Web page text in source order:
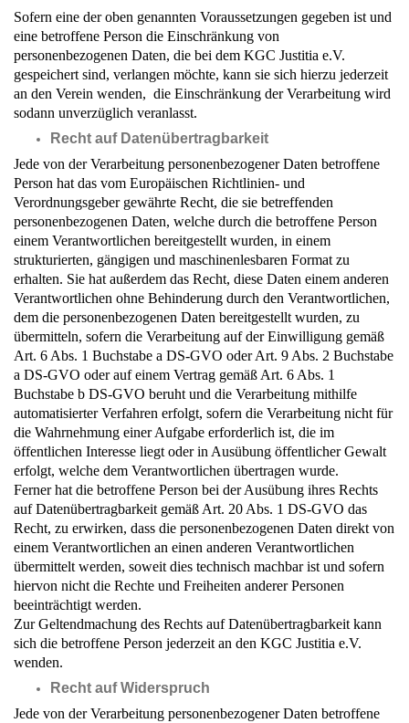
Sofern eine der oben genannten Voraussetzungen gegeben ist und
eine betroffene Person die Einschränkung von
personenbezogenen Daten, die bei dem KGC Justitia e.V.
gespeichert sind, verlangen möchte, kann sie sich hierzu jederzeit
an den Verein wenden, die Einschränkung der Verarbeitung wird
sodann unverzüglich veranlasst.
Recht auf Datenübertragbarkeit
Jede von der Verarbeitung personenbezogener Daten betroffene
Person hat das vom Europäischen Richtlinien- und
Verordnungsgeber gewährte Recht, die sie betreffenden
personenbezogenen Daten, welche durch die betroffene Person
einem Verantwortlichen bereitgestellt wurden, in einem
strukturierten, gängigen und maschinenlesbaren Format zu
erhalten. Sie hat außerdem das Recht, diese Daten einem anderen
Verantwortlichen ohne Behinderung durch den Verantwortlichen,
dem die personenbezogenen Daten bereitgestellt wurden, zu
übermitteln, sofern die Verarbeitung auf der Einwilligung gemäß
Art. 6 Abs. 1 Buchstabe a DS-GVO oder Art. 9 Abs. 2 Buchstabe
a DS-GVO oder auf einem Vertrag gemäß Art. 6 Abs. 1
Buchstabe b DS-GVO beruht und die Verarbeitung mithilfe
automatisierter Verfahren erfolgt, sofern die Verarbeitung nicht für
die Wahrnehmung einer Aufgabe erforderlich ist, die im
öffentlichen Interesse liegt oder in Ausübung öffentlicher Gewalt
erfolgt, welche dem Verantwortlichen übertragen wurde.
Ferner hat die betroffene Person bei der Ausübung ihres Rechts
auf Datenübertragbarkeit gemäß Art. 20 Abs. 1 DS-GVO das
Recht, zu erwirken, dass die personenbezogenen Daten direkt von
einem Verantwortlichen an einen anderen Verantwortlichen
übermittelt werden, soweit dies technisch machbar ist und sofern
hiervon nicht die Rechte und Freiheiten anderer Personen
beeinträchtigt werden.
Zur Geltendmachung des Rechts auf Datenübertragbarkeit kann
sich die betroffene Person jederzeit an den KGC Justitia e.V.
wenden.
Recht auf Widerspruch
Jede von der Verarbeitung personenbezogener Daten betroffene